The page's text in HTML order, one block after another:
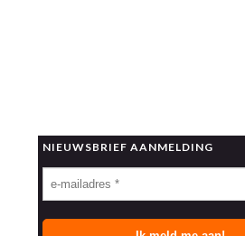
NIEUWSBRIEF AANMELDING